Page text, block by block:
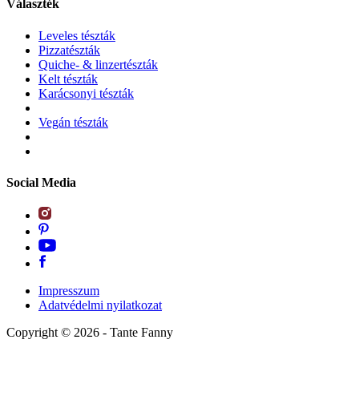
Választék
Leveles tészták
Pizzatészták
Quiche- & linzertészták
Kelt tészták
Karácsonyi tészták
Vegán tészták
Social Media
Impresszum
Adatvédelmi nyilatkozat
Copyright © 2026 - Tante Fanny